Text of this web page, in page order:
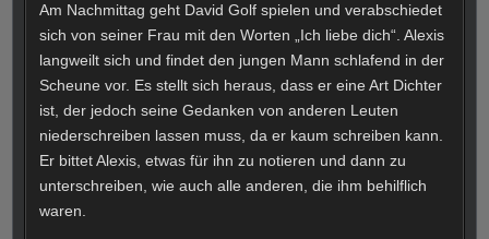
Am Nachmittag geht David Golf spielen und verabschiedet
sich von seiner Frau mit den Worten „Ich liebe dich“. Alexis
langweilt sich und findet den jungen Mann schlafend in der
Scheune vor. Es stellt sich heraus, dass er eine Art Dichter
ist, der jedoch seine Gedanken von anderen Leuten
niederschreiben lassen muss, da er kaum schreiben kann.
Er bittet Alexis, etwas für ihn zu notieren und dann zu
unterschreiben, wie auch alle anderen, die ihm behilflich
waren.